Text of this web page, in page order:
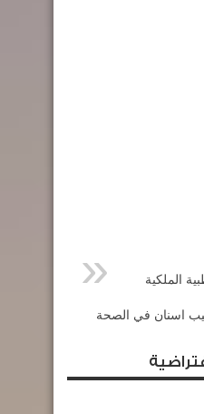
الملكية
اسنان في الصحة